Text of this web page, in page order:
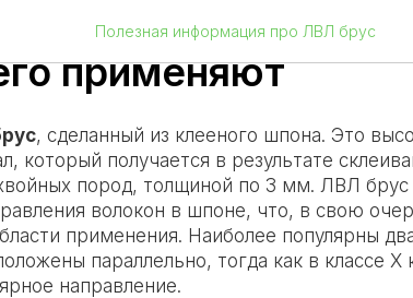
Полезная информация про ЛВЛ брус
ЛВЛ (LVL) брус и в
применяют
, сделанный из клееного шпона. Это
который получается в результате
пород, толщиной по 3 мм. ЛВЛ брус
волокон в шпоне, что, в свою
применения. Наиболее популярны
параллельно, тогда как в классе
направление.